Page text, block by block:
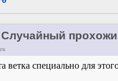
Случайный
ветка специально для